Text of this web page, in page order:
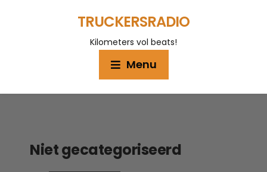
TRUCKERSRADIO
Kilometers vol beats!
Menu
Niet gecategoriseerd